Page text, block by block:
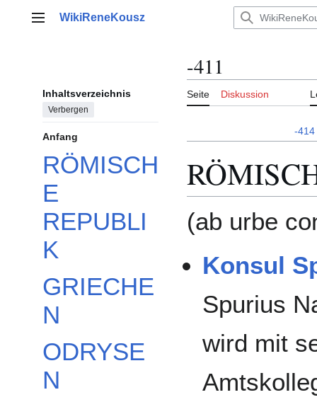
Hauptmenü
WikiReneKousz
Inhaltsverzeichnis
Verbergen
Anfang
RÖMISCH
E
REPUBLI
K
GRIECHE
N
ODRYSE
N
-411
Seite Diskussion
-414
(ab urbe
Konsul
Spurius
wird mit